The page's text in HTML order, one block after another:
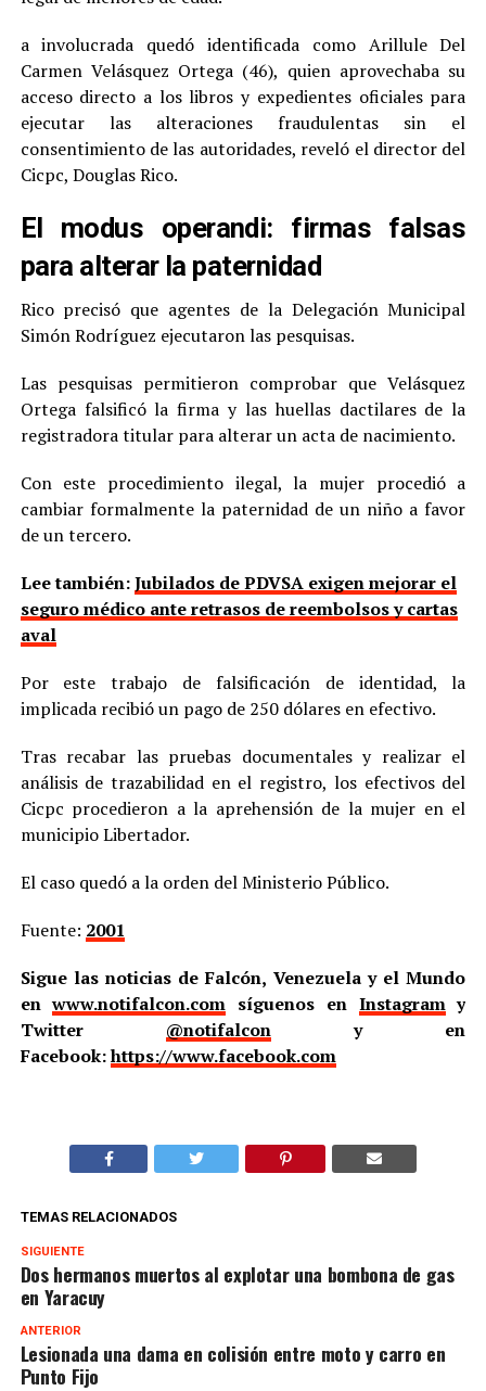
a involucrada quedó identificada como Arillule Del
Carmen Velásquez Ortega (46), quien aprovechaba su
acceso directo a los libros y expedientes oficiales para
ejecutar las alteraciones fraudulentas sin el
consentimiento de las autoridades, reveló el director del
Cicpc, Douglas Rico.
El modus operandi: firmas falsas
para alterar la paternidad
Rico precisó que agentes de la Delegación Municipal
Simón Rodríguez ejecutaron las pesquisas.
Las pesquisas permitieron comprobar que Velásquez
Ortega falsificó la firma y las huellas dactilares de la
registradora titular para alterar un acta de nacimiento.
Con este procedimiento ilegal, la mujer procedió a
cambiar formalmente la paternidad de un niño a favor
de un tercero.
Lee también:Jubilados de PDVSA exigen mejorar el
seguro médico ante retrasos de reembolsos y cartas
aval
Por este trabajo de falsificación de identidad, la
implicada recibió un pago de 250 dólares en efectivo.
Tras recabar las pruebas documentales y realizar el
análisis de trazabilidad en el registro, los efectivos del
Cicpc procedieron a la aprehensión de la mujer en el
municipio Libertador.
El caso quedó a la orden del Ministerio Público.
Fuente: 2001
Sigue las noticias de Falcón, Venezuela y el Mundo
enwww.notifalcon.com síguenos en Instagramy
Twitter @notifalcony en
Facebook:https://www.facebook.com
TEMAS RELACIONADOS
SIGUIENTE
Dos hermanos muertos al explotar una bombona de gas
en Yaracuy
ANTERIOR
Lesionada una dama en colisión entre moto y carro en
Punto Fijo